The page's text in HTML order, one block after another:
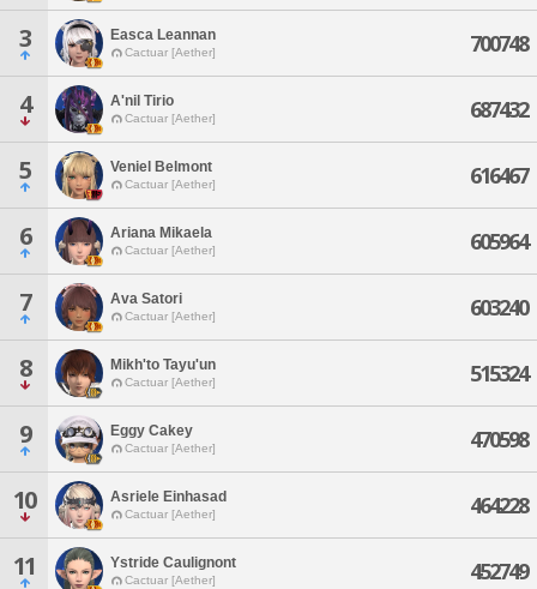
3 Easca Leannan
Cactuar [Aether] 700748
4 A'nil Tirio
Cactuar [Aether] 687432
5 Veniel Belmont
Cactuar [Aether] 616467
6 Ariana Mikaela
Cactuar [Aether] 605964
7 Ava Satori
Cactuar [Aether] 603240
8 Mikh'to Tayu'un
Cactuar [Aether] 515324
9 Eggy Cakey
Cactuar [Aether] 470598
10 Asriele Einhasad
Cactuar [Aether] 464228
11 Ystride Caulignont
Cactuar [Aether] 452749